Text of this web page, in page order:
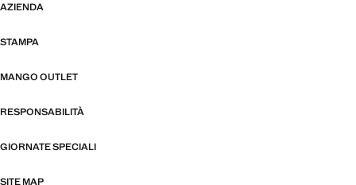
AZIENDA
STAMPA
MANGO OUTLET
RESPONSABILITÀ
GIORNATE SPECIALI
SITE MAP